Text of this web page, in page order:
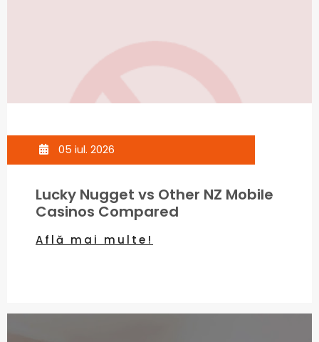
05 iul. 2026
Lucky Nugget vs Other NZ Mobile
Casinos Compared
Află mai multe!